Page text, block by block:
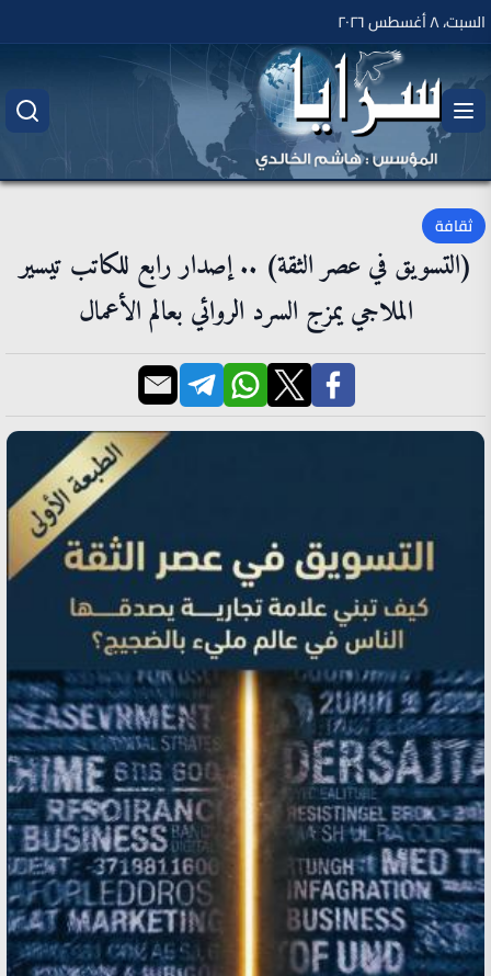
السبت، ٨ أغسطس ٢٠٢٦
ثقافة
(التسويق في عصر الثقة) .. إصدار رابع للكاتب تيسير
الملاجي يمزج السرد الروائي بعالم الأعمال